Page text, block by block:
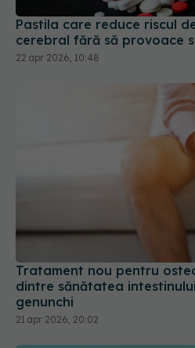
Pastila care reduce riscul
cerebral fără să provoace
22 apr 2026, 10:48
Tratament nou pentru
dintre sănătatea
genunchi
21 apr 2026, 20:02